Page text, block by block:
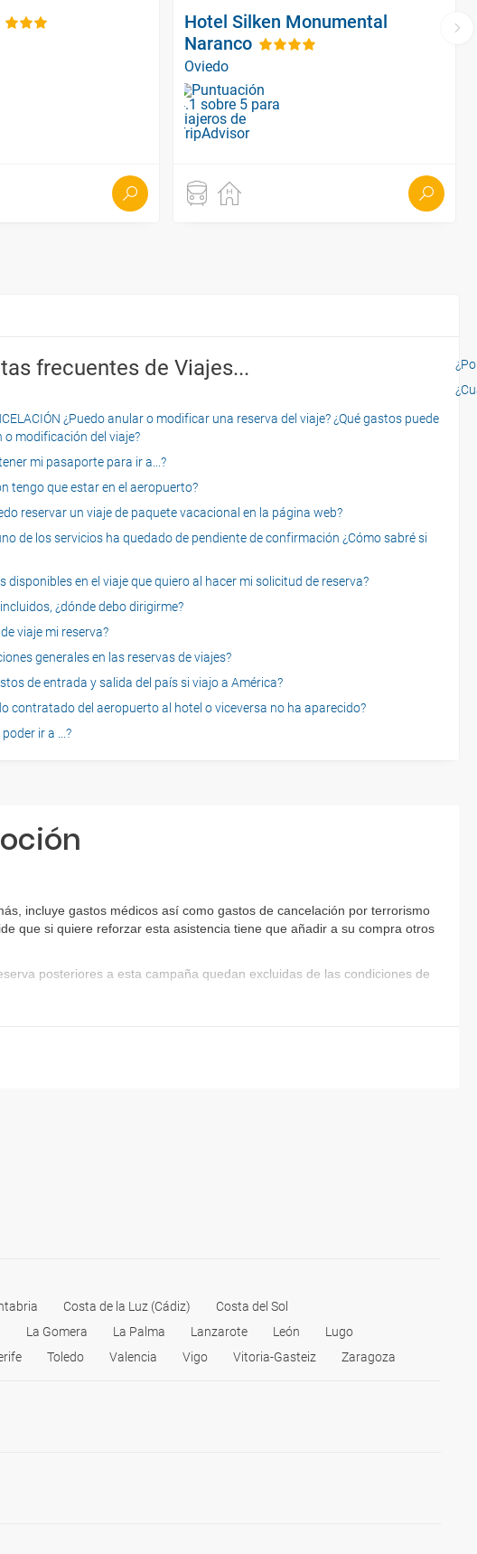
Hotel Silken Monumental
Naranco
Oviedo
frecuentes de Viajes...
¿Puedo anular o modificar una reserva del viaje? ¿Qué gastos puede
modificación del viaje?
mi pasaporte para ir a...?
tengo que estar en el aeropuerto?
reservar un viaje de paquete vacacional en la página web?
de los servicios ha quedado de pendiente de confirmación ¿Cómo sabré si
disponibles en el viaje que quiero al hacer mi solicitud de reserva?
¿dónde debo dirigirme?
viaje mi reserva?
generales en las reservas de viajes?
de entrada y salida del país si viajo a América?
contratado del aeropuerto al hotel o viceversa no ha aparecido?
ir a ...?
incluye gastos médicos así como gastos de cancelación por terrorismo
que si quiere reforzar esta asistencia tiene que añadir a su compra otros
posteriores a esta campaña quedan excluidas de las condiciones de
Costa de la Luz (Cádiz)
Costa del Sol
La Gomera La Palma Lanzarote León
Lugo
Toledo Valencia Vigo Vitoria-Gasteiz Zaragoza